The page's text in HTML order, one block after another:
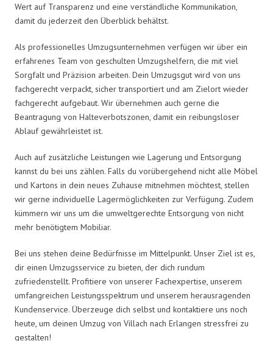
Wert auf Transparenz und eine verständliche Kommunikation,
damit du jederzeit den Überblick behältst.
Als professionelles Umzugsunternehmen verfügen wir über ein
erfahrenes Team von geschulten Umzugshelfern, die mit viel
Sorgfalt und Präzision arbeiten. Dein Umzugsgut wird von uns
fachgerecht verpackt, sicher transportiert und am Zielort wieder
fachgerecht aufgebaut. Wir übernehmen auch gerne die
Beantragung von Halteverbotszonen, damit ein reibungsloser
Ablauf gewährleistet ist.
Auch auf zusätzliche Leistungen wie Lagerung und Entsorgung
kannst du bei uns zählen. Falls du vorübergehend nicht alle Möbel
und Kartons in dein neues Zuhause mitnehmen möchtest, stellen
wir gerne individuelle Lagermöglichkeiten zur Verfügung. Zudem
kümmern wir uns um die umweltgerechte Entsorgung von nicht
mehr benötigtem Mobiliar.
Bei uns stehen deine Bedürfnisse im Mittelpunkt. Unser Ziel ist es,
dir einen Umzugsservice zu bieten, der dich rundum
zufriedenstellt. Profitiere von unserer Fachexpertise, unserem
umfangreichen Leistungsspektrum und unserem herausragenden
Kundenservice. Überzeuge dich selbst und kontaktiere uns noch
heute, um deinen Umzug von Villach nach Erlangen stressfrei zu
gestalten!